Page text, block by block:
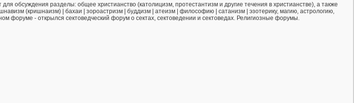
обсуждения разделы: общее христианство (католицизм, протестантизм и другие течения в христианстве), а также
(кришнаизм) | бахаи | зороастризм | буддизм | атеизм | философию | сатанизм | эзотерику, магию, астрологию,
форуме - открылся сектоведческий форум о сектах, сектоведении и сектоведах. Религиозные форумы.